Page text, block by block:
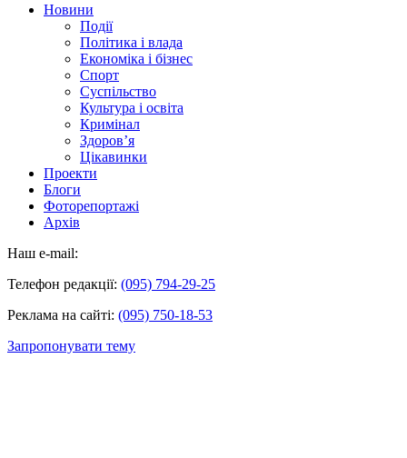
Новини
Події
Політика і влада
Економіка і бізнес
Спорт
Суспільство
Культура і освіта
Кримінал
Здоров’я
Цікавинки
Проекти
Блоги
Фоторепортажі
Архів
Наш e-mail:
Телефон редакції: (095) 794-29-25
Реклама на сайті: (095) 750-18-53
Запропонувати тему